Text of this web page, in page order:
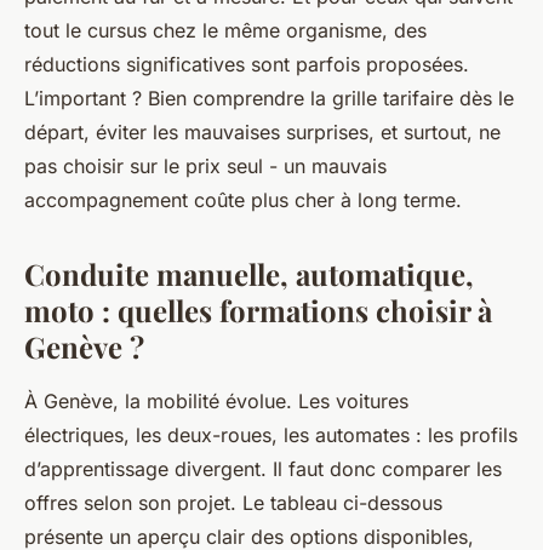
tout le cursus chez le même organisme, des
réductions significatives sont parfois proposées.
L’important ? Bien comprendre la grille tarifaire dès le
départ, éviter les mauvaises surprises, et surtout, ne
pas choisir sur le prix seul - un mauvais
accompagnement coûte plus cher à long terme.
Conduite manuelle, automatique,
moto : quelles formations choisir à
Genève ?
À Genève, la mobilité évolue. Les voitures
électriques, les deux-roues, les automates : les profils
d’apprentissage divergent. Il faut donc comparer les
offres selon son projet. Le tableau ci-dessous
présente un aperçu clair des options disponibles,